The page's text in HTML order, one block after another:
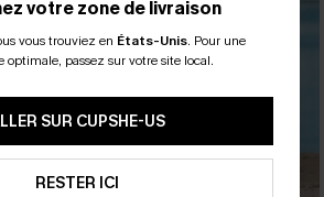
votre zone de livraison
vous trouviez en États-Unis. Pour une
optimale, passez sur votre site local.
SUR CUPSHE-US
RESTER ICI